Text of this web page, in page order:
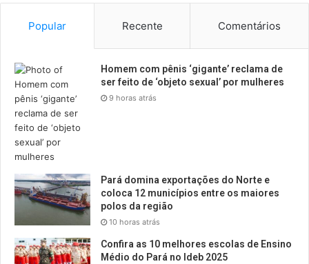
Popular Recente Comentários
Homem com pênis ‘gigante’ reclama de
ser feito de ‘objeto sexual’ por mulheres
9 horas atrás
Pará domina exportações do Norte e
coloca 12 municípios entre os maiores
polos da região
10 horas atrás
Confira as 10 melhores escolas de Ensino
Médio do Pará no Ideb 2025